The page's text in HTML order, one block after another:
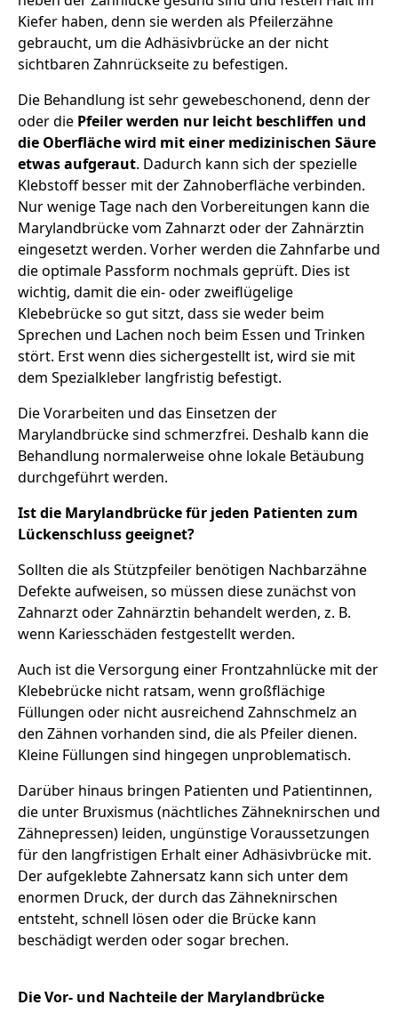
Kiefer haben, denn sie werden als Pfeilerzähne
gebraucht, um die Adhäsivbrücke an der nicht
sichtbaren Zahnrückseite zu befestigen.
Die Behandlung ist sehr gewebeschonend, denn der
oder die Pfeiler werden nur leicht beschliffen und
die Oberfläche wird mit einer medizinischen Säure
etwas aufgeraut. Dadurch kann sich der spezielle
Klebstoff besser mit der Zahnoberfläche verbinden.
Nur wenige Tage nach den Vorbereitungen kann die
Marylandbrücke vom Zahnarzt oder der Zahnärztin
eingesetzt werden. Vorher werden die Zahnfarbe und
die optimale Passform nochmals geprüft. Dies ist
wichtig, damit die ein- oder zweiflügelige
Klebebrücke so gut sitzt, dass sie weder beim
Sprechen und Lachen noch beim Essen und Trinken
stört. Erst wenn dies sichergestellt ist, wird sie mit
dem Spezialkleber langfristig befestigt.
Die Vorarbeiten und das Einsetzen der
Marylandbrücke sind schmerzfrei. Deshalb kann die
Behandlung normalerweise ohne lokale Betäubung
durchgeführt werden.
Ist die Marylandbrücke für jeden Patienten zum
Lückenschluss geeignet?
Sollten die als Stützpfeiler benötigen Nachbarzähne
Defekte aufweisen, so müssen diese zunächst von
Zahnarzt oder Zahnärztin behandelt werden, z. B.
wenn Kariesschäden festgestellt werden.
Auch ist die Versorgung einer Frontzahnlücke mit der
Klebebrücke nicht ratsam, wenn großflächige
Füllungen oder nicht ausreichend Zahnschmelz an
den Zähnen vorhanden sind, die als Pfeiler dienen.
Kleine Füllungen sind hingegen unproblematisch.
Darüber hinaus bringen Patienten und Patientinnen,
die unter Bruxismus (nächtliches Zähneknirschen und
Zähnepressen) leiden, ungünstige Voraussetzungen
für den langfristigen Erhalt einer Adhäsivbrücke mit.
Der aufgeklebte Zahnersatz kann sich unter dem
enormen Druck, der durch das Zähneknirschen
entsteht, schnell lösen oder die Brücke kann
beschädigt werden oder sogar brechen.
Die Vor- und Nachteile der Marylandbrücke